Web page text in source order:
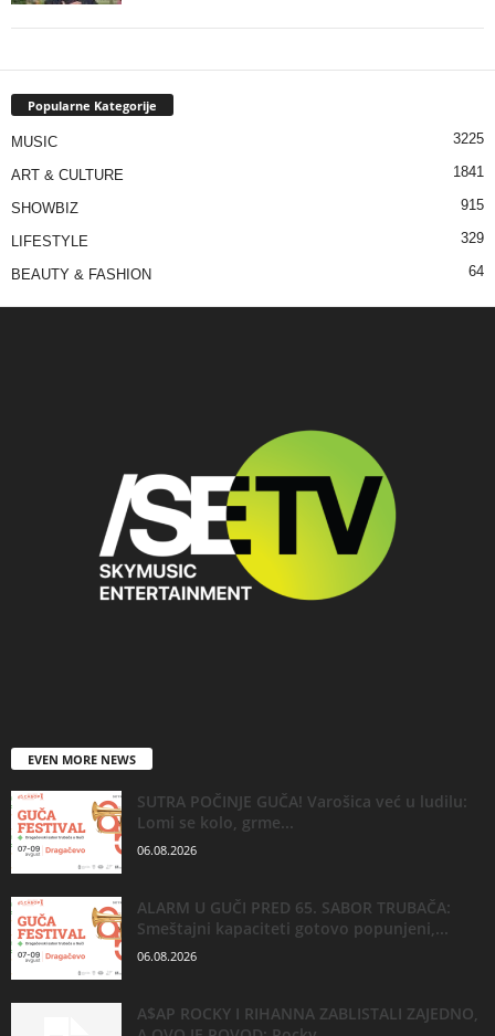
Popularne Kategorije
MUSIC 3225
ART & CULTURE 1841
SHOWBIZ 915
LIFESTYLE 329
BEAUTY & FASHION 64
EVEN MORE NEWS
SUTRA POČINJE GUČA! Varošica već u ludilu:
Lomi se kolo, grme...
06.08.2026
ALARM U GUČI PRED 65. SABOR TRUBAČA:
Smeštajni kapaciteti gotovo popunjeni,...
06.08.2026
A$AP ROCKY I RIHANNA ZABLISTALI ZAJEDNO,